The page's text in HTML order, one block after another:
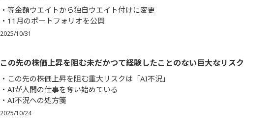
等金額ウエイトから独自ウエイト付けに変更
11月のポートフォリオを公開
2025/10/31
この先の株価上昇を阻む未だかつて経験したことのない巨大なリスク
この先の株価上昇を阻む重大リスクは「AI不況」
AIが人間の仕事を奪い始めている
AI不況への処方箋
2025/10/24